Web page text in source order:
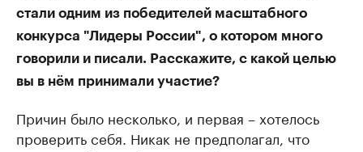
стали одним из победителей масштабного
конкурса "Лидеры России", о котором много
говорили и писали. Расскажите, с какой целью
вы в нём принимали участие?
Причин было несколько, и первая – хотелось
проверить себя. Никак не предполагал, что